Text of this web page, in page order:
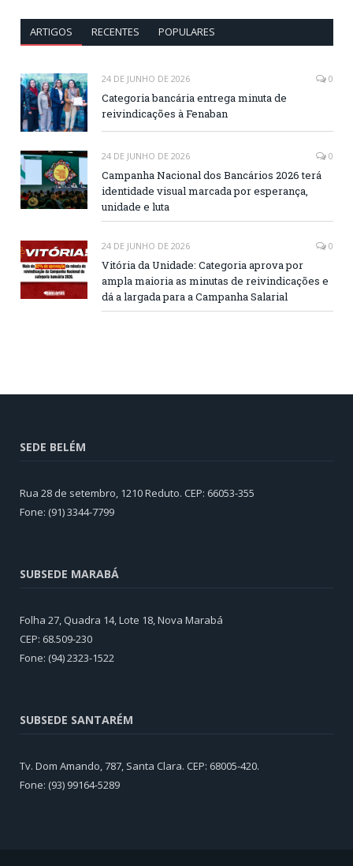
ARTIGOS RECENTES POPULARES
24 DE JUNHO DE 2026 0
Categoria bancária entrega minuta de
reivindicações à Fenaban
24 DE JUNHO DE 2026 0
Campanha Nacional dos Bancários 2026 terá
identidade visual marcada por esperança,
unidade e luta
24 DE JUNHO DE 2026 0
Vitória da Unidade: Categoria aprova por
ampla maioria as minutas de reivindicações e
dá a largada para a Campanha Salarial
SEDE BELÉM
Rua 28 de setembro, 1210 Reduto. CEP: 66053-355
Fone: (91) 3344-7799
SUBSEDE MARABÁ
Folha 27, Quadra 14, Lote 18, Nova Marabá
CEP: 68.509-230
Fone: (94) 2323-1522
SUBSEDE SANTARÉM
Tv. Dom Amando, 787, Santa Clara. CEP: 68005-420.
Fone: (93) 99164-5289